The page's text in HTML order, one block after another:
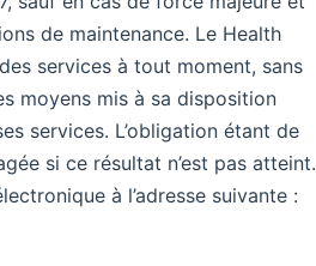
de maintenance. Le Health
services à tout moment, sans
moyens mis à sa disposition
services. L’obligation étant de
si ce résultat n’est pas atteint.
à l’adresse suivante :